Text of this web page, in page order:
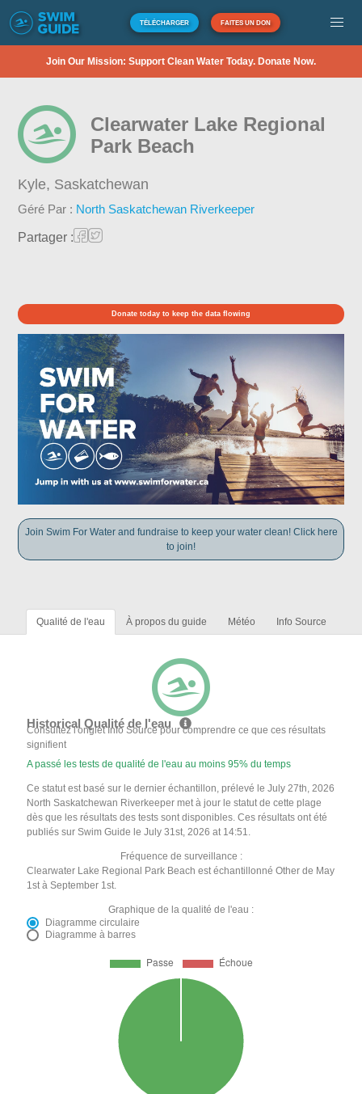
TÉLÉCHARGER FAITES UN DON
Join Our Mission: Support Clean Water Today. Donate Now.
Clearwater Lake Regional
Park Beach
Kyle, Saskatchewan
Géré Par : North Saskatchewan Riverkeeper
Partager :
Donate today to keep the data flowing
Join Swim For Water and fundraise to keep your water clean! Click here
to join!
Qualité de l'eau À propos du guide Météo Info Source
Historical Qualité de l'eau
Consultez l'onglet Info Source pour comprendre ce que ces résultats
signifient
A passé les tests de qualité de l'eau au moins 95% du temps
Ce statut est basé sur le dernier échantillon, prélevé le July 27th, 2026
North Saskatchewan Riverkeeper met à jour le statut de cette plage
dès que les résultats des tests sont disponibles. Ces résultats ont été
publiés sur Swim Guide le July 31st, 2026 at 14:51.
Fréquence de surveillance :
Clearwater Lake Regional Park Beach est échantillonné Other de May
1st à September 1st.
Graphique de la qualité de l'eau :
Diagramme circulaire
Diagramme à barres